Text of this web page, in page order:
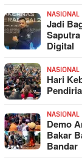
NASIONAL
Jadi
Digital
NASIONAL
Hari
NASIONAL
Demo
Bakar
Bandar